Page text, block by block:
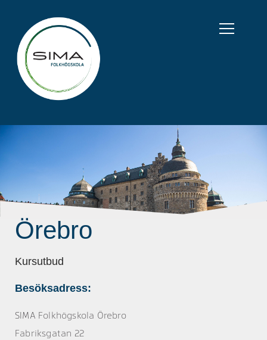
Örebro
Kursutbud
Besöksadress:
SIMA Folkhögskola Örebro
Fabriksgatan 22